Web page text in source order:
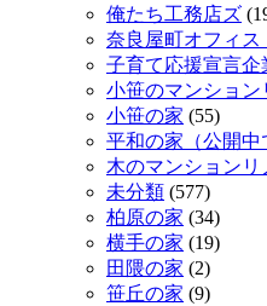
俺たち工務店ズ
奈良屋町オフィス
子育て応援宣言企
小笹のマンション
小笹の家 (55)
平和の家（公開中
木のマンションリ
未分類 (577)
柏原の家 (34)
横手の家 (19)
田隈の家 (2)
笹丘の家 (9)